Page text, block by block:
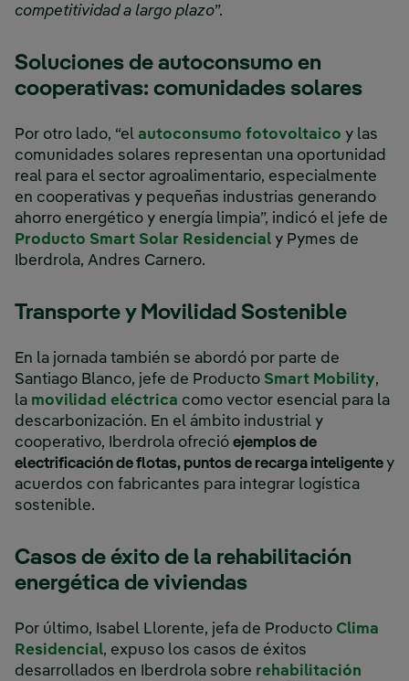
competitividad a largo plazo”.
Soluciones de autoconsumo en
cooperativas: comunidades solares
Por otro lado, “el autoconsumo fotovoltaico y las
comunidades solares representan una oportunidad
real para el sector agroalimentario, especialmente
en cooperativas y pequeñas industrias generando
ahorro energético y energía limpia”, indicó el jefe de
Producto Smart Solar Residencial y Pymes de
Iberdrola, Andres Carnero.
Transporte y Movilidad Sostenible
En la jornada también se abordó por parte de
Santiago Blanco, jefe de Producto Smart Mobility,
la movilidad eléctrica como vector esencial para la
descarbonización. En el ámbito industrial y
cooperativo, Iberdrola ofreció ejemplos de
electrificación de flotas, puntos de recarga inteligentey
acuerdos con fabricantes para integrar logística
sostenible.
Casos de éxito de la rehabilitación
energética de viviendas
Por último, Isabel Llorente, jefa de Producto Clima
Residencial, expuso los casos de éxitos
desarrollados en Iberdrola sobre rehabilitación